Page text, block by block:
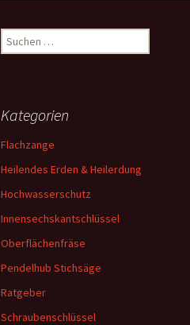
Suchen
nach:
Kategorien
Flachzange
Heilendes Erden & Heilerdung
Hochwasserschutz
Innensechskantschlüssel
Oberflächenfräse
Pendelhub Stichsäge
Ratgeber
Schraubenschlüssel